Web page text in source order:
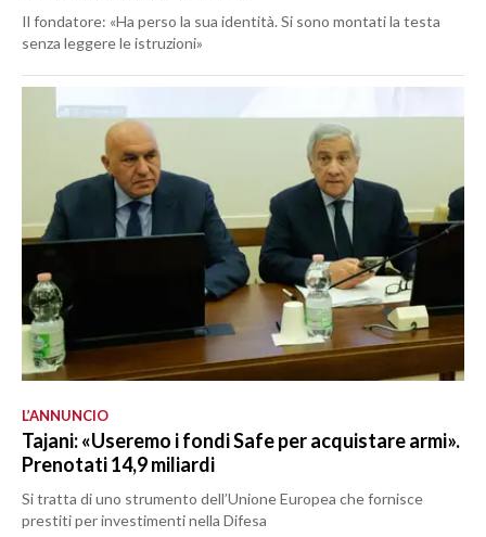
Il fondatore: «Ha perso la sua identità. Si sono montati la testa
senza leggere le istruzioni»
L’ANNUNCIO
Tajani: «Useremo i fondi Safe per acquistare armi».
Prenotati 14,9 miliardi
Si tratta di uno strumento dell’Unione Europea che fornisce
prestiti per investimenti nella Difesa